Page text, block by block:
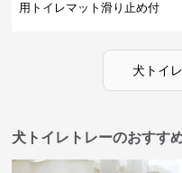
用トイレマット滑り止め付
犬トイレ
犬トイレトレーのおすす